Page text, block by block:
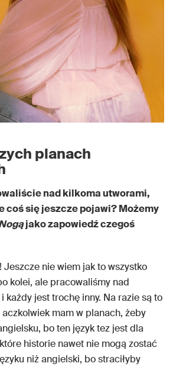
planach
nad kilkoma utworami,
coś się jeszcze pojawi? Możemy
jako zapowiedź czegoś
Jeszcze nie wiem jak to wszystko
kolei, ale pracowaliśmy nad
każdy jest trochę inny. Na razie są to
mam w planach, żeby
bo ten język tez jest dla
historie nawet nie mogą zostać
niż angielski, bo straciłyby